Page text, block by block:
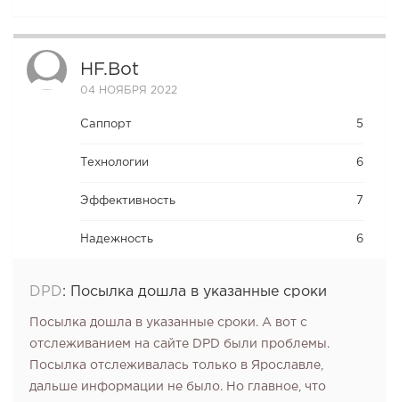
HF.bot
04 НОЯБРЯ 2022
Саппорт 5
Технологии 6
Эффективность 7
Надежность 6
DPD: Посылка дошла в указанные сроки
Посылка дошла в указанные сроки. А вот с
отслеживанием на сайте DPD были проблемы.
Посылка отслеживалась только в Ярославле,
дальше информации не было. Но главное, что